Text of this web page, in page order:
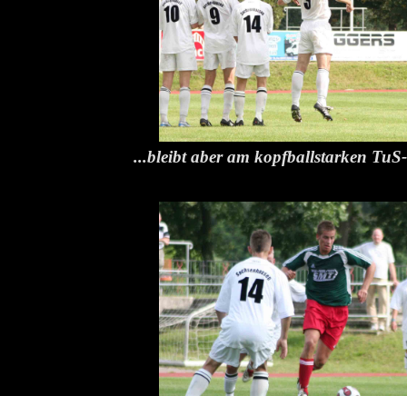
...bleibt aber am kopfballstarken